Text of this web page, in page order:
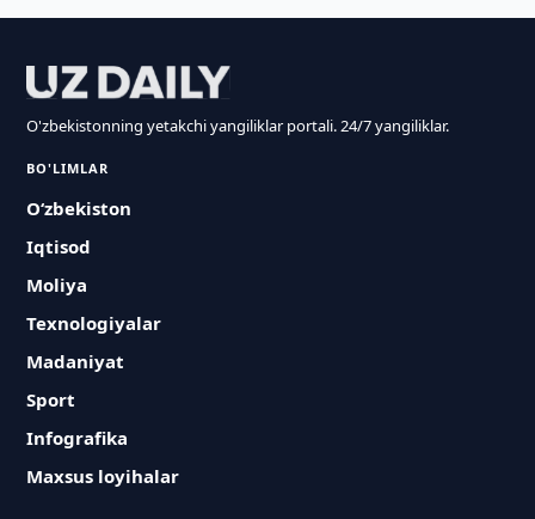
O'zbekistonning yetakchi yangiliklar portali. 24/7 yangiliklar.
BO'LIMLAR
O‘zbekiston
Iqtisod
Moliya
Texnologiyalar
Madaniyat
Sport
Infografika
Maxsus loyihalar